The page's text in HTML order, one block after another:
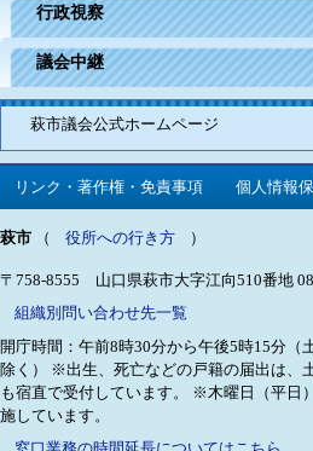
行政視察
議会中継
萩市議会公式ホームページ
リンク・著作権・免責事項 個人情報
萩市 （ 役所への行き方 ）
〒758-8555 山口県萩市大字江向510番地
組織別問い合わせ先一覧
開庁時間：午前8時30分から午後5時15分（
除く）
※出生、死亡などの戸籍の届出は、
も宿直で受付しています。
※木曜日（平日
施しています。